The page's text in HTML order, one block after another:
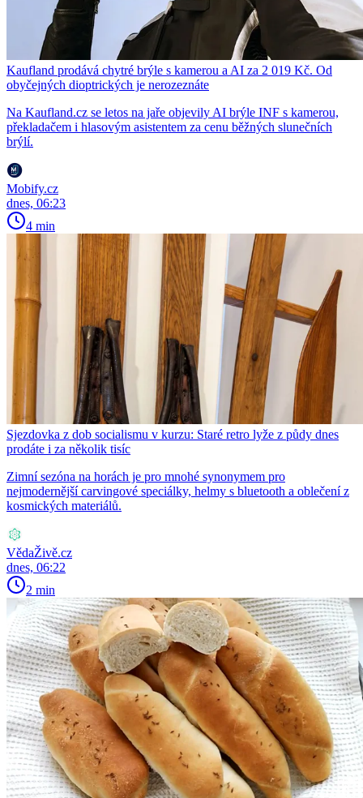
Kaufland prodává chytré brýle s kamerou a AI za 2 019 Kč. Od
obyčejných dioptrických je nerozeznáte
Na Kaufland.cz se letos na jaře objevily AI brýle INF s kamerou,
překladačem i hlasovým asistentem za cenu běžných slunečních
brýlí.
Mobify.cz
dnes, 06:23
4 min
Sjezdovka z dob socialismu v kurzu: Staré retro lyže z půdy dnes
prodáte i za několik tisíc
Zimní sezóna na horách je pro mnohé synonymem pro
nejmodernější carvingové speciálky, helmy s bluetooth a oblečení z
kosmických materiálů.
VědaŽivě.cz
dnes, 06:22
2 min